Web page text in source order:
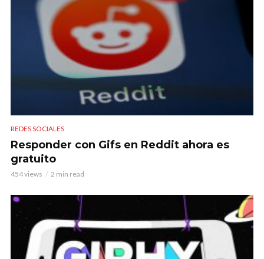
REDES SOCIALES
Responder con Gifs en Reddit ahora es
gratuito
454 views 2 min read